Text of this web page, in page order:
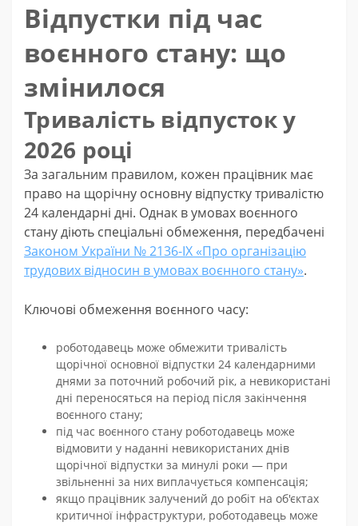
Відпустки під час
воєнного стану: що
змінилося
Тривалість відпусток у
2026 році
За загальним правилом, кожен працівник має
право на щорічну основну відпустку тривалістю
24 календарні дні. Однак в умовах воєнного
стану діють спеціальні обмеження, передбачені
Законом України № 2136-IX «Про організацію
трудових відносин в умовах воєнного стану».
Ключові обмеження воєнного часу:
роботодавець може обмежити тривалість
щорічної основної відпустки 24 календарними
днями за поточний робочий рік, а невикористані
дні переносяться на період після закінчення
воєнного стану;
під час воєнного стану роботодавець може
відмовити у наданні невикористаних днів
щорічної відпустки за минулі роки — при
звільненні за них виплачується компенсація;
якщо працівник залучений до робіт на об'єктах
критичної інфраструктури, роботодавець може